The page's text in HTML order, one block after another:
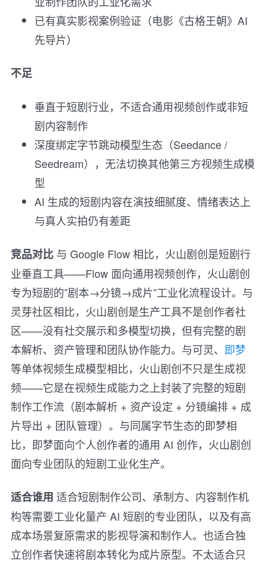
已有真实影视案例验证（电影《古格王朝》AI
先导片）
不足
垂直于短剧行业，不适合通用视频创作或非短
剧内容制作
深度绑定字节跳动模型生态（Seedance /
Seedream），无法切换其他第三方视频生成模
型
AI 生成的短剧内容在演技细腻度、情绪表达上
与真人实拍仍有差距
竞品对比 与 Google Flow 相比，火山剧创是短剧行
业垂直工具——Flow 面向通用视频创作，火山剧创
专为短剧的”剧本→分镜→成片”工业化流程设计。与
灵芽社区相比，火山剧创是生产工具不是创作者社
区——没有社交展示和多模型切换，但有完整的剧
本解析、资产管理和团队协作能力。与可灵、 即梦
等单体视频生成模型相比，火山剧创不只是生成视
频——它是在视频生成能力之上封装了完整的短剧
制作工作流（剧本解析 + 资产设定 + 分镜编排 + 成
片导出 + 团队管理）。与同属字节生态的即梦相
比，即梦面向个人创作者的通用 AI 创作，火山剧创
面向专业团队的短剧工业化生产。
适合谁用 适合短剧制作公司、承制方、内容制作机
构等需要工业化量产 AI 短剧的专业团队，以及有高
成本场景复原需求的影视导演和制作人。也适合独
立创作者快速将剧本转化为成片原型。不太适合只